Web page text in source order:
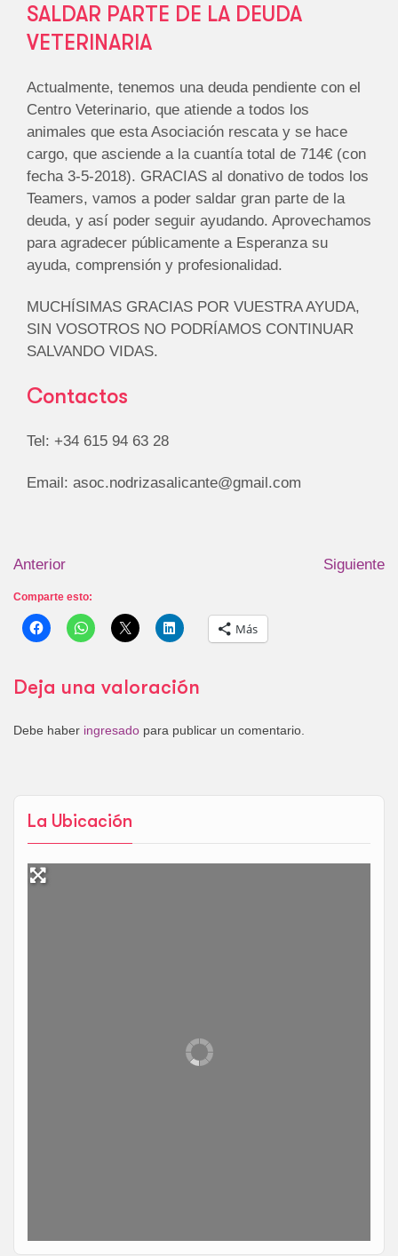
La Ubicación
SALDAR PARTE DE LA DEUDA
VETERINARIA
Actualmente, tenemos una deuda pendiente con el
Centro Veterinario, que atiende a todos los
animales que esta Asociación rescata y se hace
cargo, que asciende a la cuantía total de 714€ (con
fecha 3-5-2018). GRACIAS al donativo de todos los
Teamers, vamos a poder saldar gran parte de la
deuda, y así poder seguir ayudando. Aprovechamos
para agradecer públicamente a Esperanza su
ayuda, comprensión y profesionalidad.
MUCHÍSIMAS GRACIAS POR VUESTRA AYUDA,
SIN VOSOTROS NO PODRÍAMOS CONTINUAR
SALVANDO VIDAS.
Contactos
Tel: +34 615 94 63 28
Email: asoc.nodrizasalicante@gmail.com
Anterior Siguiente
Comparte esto:
Más
Deja una valoración
Debe haber ingresado para publicar un comentario.